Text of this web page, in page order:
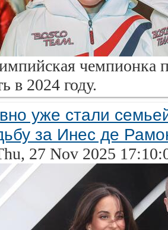
чемпионка
в 2024 году.
уже стали
за Инес де
27 Nov 2025